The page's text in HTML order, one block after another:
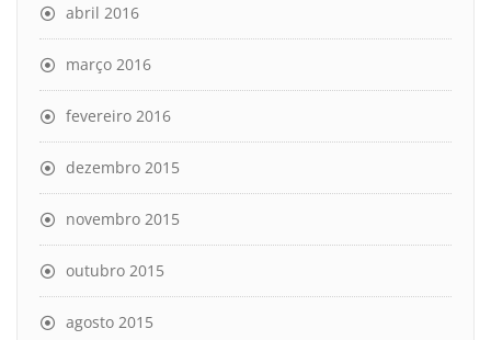
abril 2016
março 2016
fevereiro 2016
dezembro 2015
novembro 2015
outubro 2015
agosto 2015